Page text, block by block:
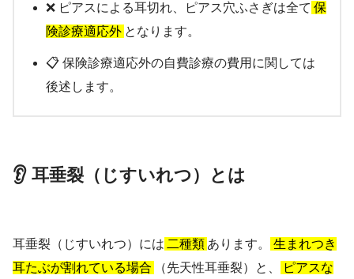
❌ ピアスによる耳切れ、ピアス穴ふさぎは全て 保
険診療適応外 となります。
📋 保険診療適応外の自費診療の費用に関しては
後述します。
👂 耳垂裂（じすいれつ）とは
耳垂裂（じすいれつ）には 二種類 あります。
生まれつき
耳たぶが割れている場合
（先天性耳垂裂）と、
ピアスな